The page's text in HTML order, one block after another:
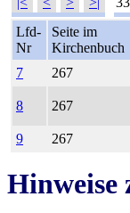
Lfd-
Nr
Seite im
Kirchenbuch
7
267
8 267
9 267
Hinweise